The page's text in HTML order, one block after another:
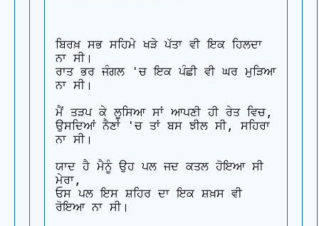
ਬਿਰਖ਼ ਸਭ ਸਹਿਮੇ ਖੜੇ ਪੱਤਾ ਵੀ ਇਕ ਹਿਲਦਾ
ਨਾ ਸੀ।
ਰਾਤ ਭਰ ਜੰਗਲ 'ਚ ਇਕ ਪੰਛੀ ਵੀ ਘਰ ਮੁੜਿਆ
ਨਾ ਸੀ।
ਮੈਂ ਤੜਪ ਕੇ ਲੂਸਿਆ ਸਾਂ ਆਪਣੀ ਹੀ ਰੇਤ ਵਿਚ,
ਉਸਦਿਆਂ ਨੈਣਾਂ 'ਚ ਤਾਂ ਬਸ ਝੀਲ ਸੀ, ਸਹਿਰਾ
ਨਾ ਸੀ।
ਯਾਦ ਹੈ ਮੈਨੂੰ ਉਹ ਪਲ ਜਦ ਕਤਲ ਹੋਇਆ ਸੀ
ਮੇਰਾ,
ਓਸ ਪਲ ਇਸ ਸ਼ਹਿਰ ਦਾ ਇਕ ਸ਼ਖ਼ਸ ਵੀ
ਰੋਇਆ ਨਾ ਸੀ।